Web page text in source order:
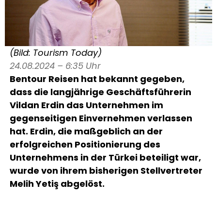
(Bild: Tourism Today)
24.08.2024 – 6:35 Uhr
Bentour Reisen hat bekannt gegeben,
dass die langjährige Geschäftsführerin
Vildan Erdin das Unternehmen im
gegenseitigen Einvernehmen verlassen
hat. Erdin, die maßgeblich an der
erfolgreichen Positionierung des
Unternehmens in der Türkei beteiligt war,
wurde von ihrem bisherigen Stellvertreter
Melih Yetiş abgelöst.